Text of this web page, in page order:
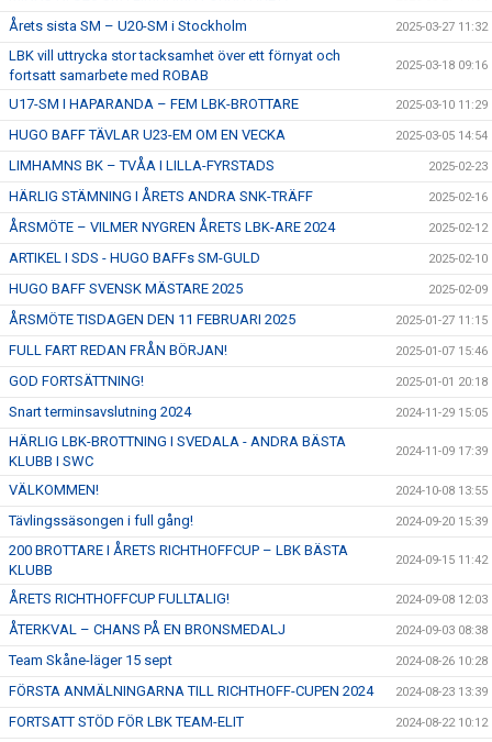
Årets sista SM – U20-SM i Stockholm 2025-03-27 11:32
LBK vill uttrycka stor tacksamhet över ett förnyat och
fortsatt samarbete med ROBAB
2025-03-18 09:16
U17-SM I HAPARANDA – FEM LBK-BROTTARE 2025-03-10 11:29
HUGO BAFF TÄVLAR U23-EM OM EN VECKA 2025-03-05 14:54
LIMHAMNS BK – TVÅA I LILLA-FYRSTADS 2025-02-23
HÄRLIG STÄMNING I ÅRETS ANDRA SNK-TRÄFF 2025-02-16
ÅRSMÖTE – VILMER NYGREN ÅRETS LBK-ARE 2024 2025-02-12
ARTIKEL I SDS - HUGO BAFFs SM-GULD 2025-02-10
HUGO BAFF SVENSK MÄSTARE 2025 2025-02-09
ÅRSMÖTE TISDAGEN DEN 11 FEBRUARI 2025 2025-01-27 11:15
FULL FART REDAN FRÅN BÖRJAN! 2025-01-07 15:46
GOD FORTSÄTTNING! 2025-01-01 20:18
Snart terminsavslutning 2024 2024-11-29 15:05
HÄRLIG LBK-BROTTNING I SVEDALA - ANDRA BÄSTA
KLUBB I SWC
2024-11-09 17:39
VÄLKOMMEN! 2024-10-08 13:55
Tävlingssäsongen i full gång! 2024-09-20 15:39
200 BROTTARE I ÅRETS RICHTHOFFCUP – LBK BÄSTA
KLUBB
2024-09-15 11:42
ÅRETS RICHTHOFFCUP FULLTALIG! 2024-09-08 12:03
ÅTERKVAL – CHANS PÅ EN BRONSMEDALJ 2024-09-03 08:38
Team Skåne-läger 15 sept 2024-08-26 10:28
FÖRSTA ANMÄLNINGARNA TILL RICHTHOFF-CUPEN 2024 2024-08-23 13:39
FORTSATT STÖD FÖR LBK TEAM-ELIT 2024-08-22 10:12